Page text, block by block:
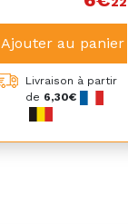
Ajouter au panier
Livraison à partir
de 6,30€